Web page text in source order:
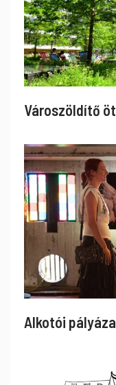
Városzöldítő
Alkotói